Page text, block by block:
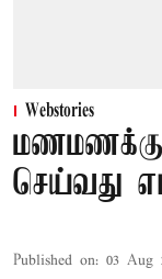
Webstories
செய்வது
Published on: 03 Aug